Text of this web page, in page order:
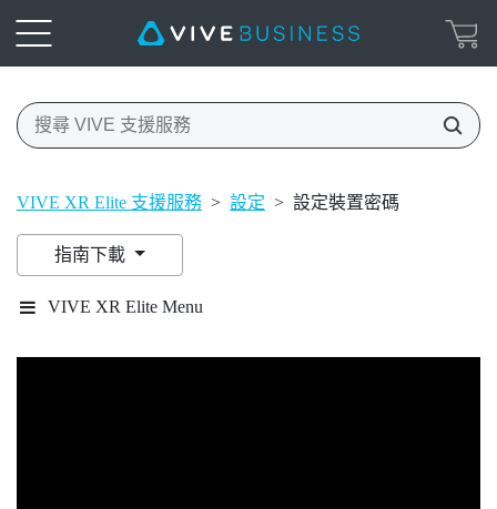
VIVE XR Elite 支援服務 > 設定 > 設定裝置密碼
指南下載
VIVE XR Elite Menu